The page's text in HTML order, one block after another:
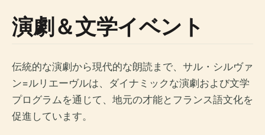
演劇＆文学イベント
伝統的な演劇から現代的な朗読まで、サル・シルヴァ
ン=ルリエーヴルは、ダイナミックな演劇および文学
プログラムを通じて、地元の才能とフランス語文化を
促進しています。